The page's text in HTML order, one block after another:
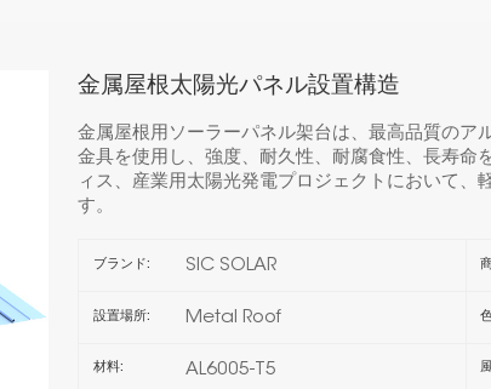
金属屋根太陽光パネル設置構造
金属屋根用ソーラーパネル架台は、最高品質のア
金具を使用し、強度、耐久性、耐腐食性、長寿命
ィス、産業用太陽光発電プロジェクトにおいて、
す。
ブランド: SIC SOLAR
設置場所: Metal Roof
材料: AL6005-T5